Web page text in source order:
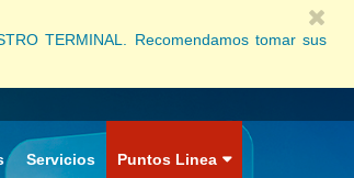
TERMINAL. Recomendamos tomar sus
Servicios Puntos Linea